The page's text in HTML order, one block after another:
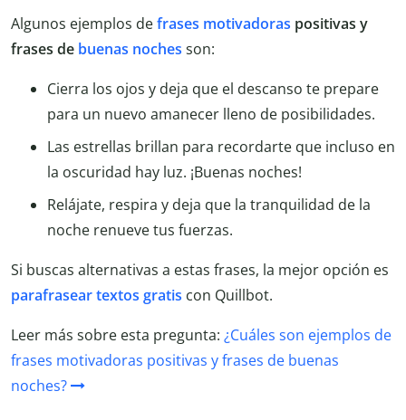
Algunos ejemplos defrases motivadoras positivas y
frases de buenas noches son:
Cierra los ojos y deja que el descanso te prepare
para un nuevo amanecer lleno de posibilidades.
Las estrellas brillan para recordarte que incluso en
la oscuridad hay luz. ¡Buenas noches!
Relájate, respira y deja que la tranquilidad de la
noche renueve tus fuerzas.
Si buscas alternativas a estas frases, la mejor opción es
parafrasear textos gratis con Quillbot.
Leer más sobre esta pregunta: ¿Cuáles son ejemplos de
frases motivadoras positivas y frases de buenas
noches?